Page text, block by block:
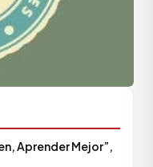
Aprender Mejor”,